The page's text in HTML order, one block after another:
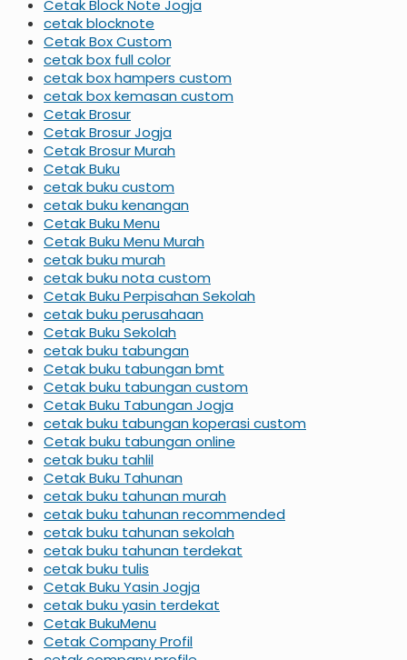
Cetak Block Note Jogja
cetak blocknote
Cetak Box Custom
cetak box full color
cetak box hampers custom
cetak box kemasan custom
Cetak Brosur
Cetak Brosur Jogja
Cetak Brosur Murah
Cetak Buku
cetak buku custom
cetak buku kenangan
Cetak Buku Menu
Cetak Buku Menu Murah
cetak buku murah
cetak buku nota custom
Cetak Buku Perpisahan Sekolah
cetak buku perusahaan
Cetak Buku Sekolah
cetak buku tabungan
Cetak buku tabungan bmt
Cetak buku tabungan custom
Cetak Buku Tabungan Jogja
cetak buku tabungan koperasi custom
Cetak buku tabungan online
cetak buku tahlil
Cetak Buku Tahunan
cetak buku tahunan murah
cetak buku tahunan recommended
cetak buku tahunan sekolah
cetak buku tahunan terdekat
cetak buku tulis
Cetak Buku Yasin Jogja
cetak buku yasin terdekat
Cetak BukuMenu
Cetak Company Profil